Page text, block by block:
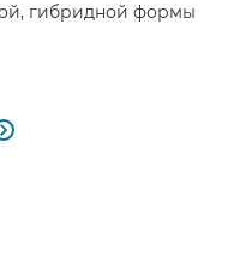
гибридной формы
